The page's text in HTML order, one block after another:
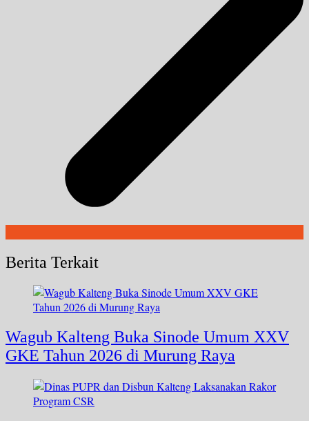
Berita Terkait
Wagub Kalteng Buka Sinode Umum XXV
GKE Tahun 2026 di Murung Raya